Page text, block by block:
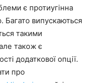
є протиугінна
Багато випускаються
такими
також є
додаткової опції.
про